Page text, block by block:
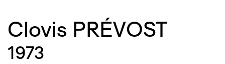
Clovis PRÉVOST
1973